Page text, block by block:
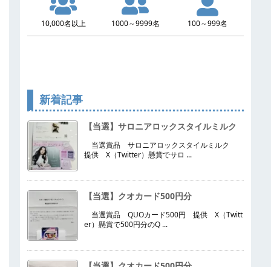
10,000名以上 1000～9999名 100～999名
新着記事
【当選】サロニアロックスタイルミルク
当選賞品 サロニアロックスタイルミルク
提供 X（Twitter）懸賞でサロ ...
【当選】クオカード500円分
当選賞品 QUOカード500円 提供 X（Twitt
er）懸賞で500円分のQ ...